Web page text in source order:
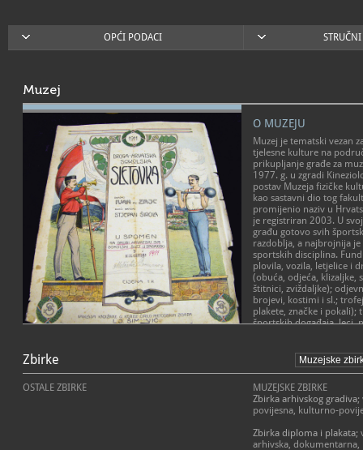
OPĆI PODACI
Muzej
O MUZEJU
Muzej je tematski vezan
tjelesne kulture na
prikupljanje građe za
1977. g. u zgradi
postav Muzeja fizičke
kao sastavni dio tog
promijenio naziv u
je registriran 2003. U
građu gotovo svih
razdoblja, a najbrojnija
sportskih disciplina.
plovila, vozila, letjelice i
(obuća, odjeća, klizaljke,
štitnici, zviždaljke);
brojevi, kostimi i sl.;
plakete, značke i pokali);
športskih događaja, leci,
više tisuća negativa
sportaše i sportske
područja tjelovježbe i
dokumenti.
fondovima smatraju se
Muzeju se prikupljaju
djelatnika od početaka
Hrvatski športski muzej
specijalizirana ustanova
sustavno prikuplja,
pruža na uvid i prigodno
vezanu uz povijest
Hrvatskoj. Prikupljaju se
klubovima, društvima,
stranim natjecanjima,
Zbirke
OSTALE ZBIRKE
MUZEJSKE ZBIRKE
Zbirka arhivskog gradiva;
povijesna, kulturno-
Zbirka diploma i plakata;
arhivska, dokumentarna,